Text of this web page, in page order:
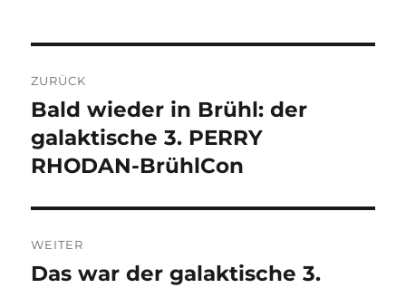
ZURÜCK
Vorheriger
Beitrag:
Bald wieder in Brühl: der
galaktische 3. PERRY
RHODAN-BrühlCon
WEITER
Nächster
Das war der galaktische 3.